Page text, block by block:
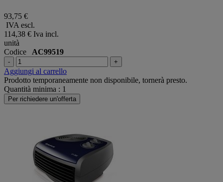
93,75 €
IVA escl.
114,38 € Iva incl.
unità
Codice AC99519
- +
Aggiungi al carrello
Prodotto temporaneamente non disponibile, tornerà presto.
Quantità minima : 1
Per richiedere un'offerta